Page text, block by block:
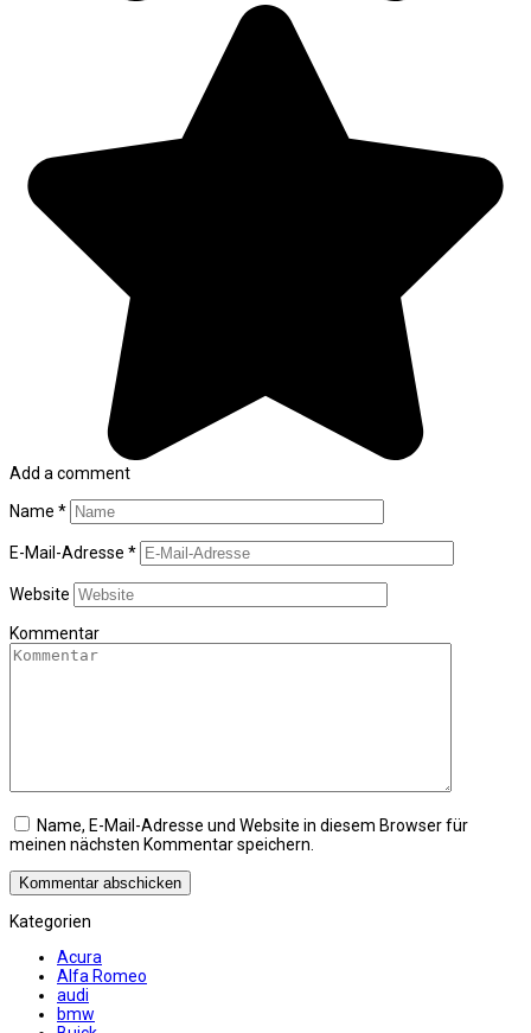
Add a comment
Name *
E-Mail-Adresse *
Website
Kommentar
Name, E-Mail-Adresse und Website in diesem Browser für
meinen nächsten Kommentar speichern.
Kategorien
Acura
Alfa Romeo
audi
bmw